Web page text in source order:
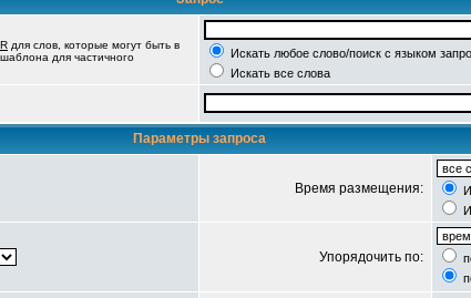
для слов, которые могут быть в
для частичного
Искать любое слово/поиск с языком
Искать все слова
Параметры запроса
Время размещения:
Упорядочить по: